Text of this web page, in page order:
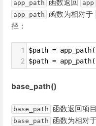
app_path 函数返回 app
app_path 函数为相对于
径：
1 $path =
2 $path =
base_path()
base_path 函数返回项
base_path
函数为相对